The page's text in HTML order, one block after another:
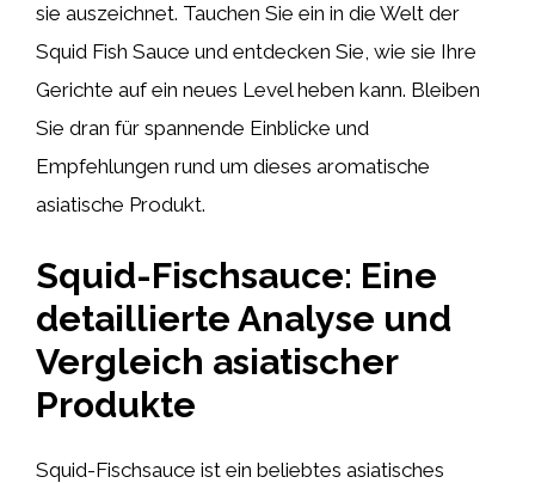
sie auszeichnet. Tauchen Sie ein in die Welt der
Squid Fish Sauce und entdecken Sie, wie sie Ihre
Gerichte auf ein neues Level heben kann. Bleiben
Sie dran für spannende Einblicke und
Empfehlungen rund um dieses aromatische
asiatische Produkt.
Squid-Fischsauce: Eine
detaillierte Analyse und
Vergleich asiatischer
Produkte
Squid-Fischsauce ist ein beliebtes asiatisches